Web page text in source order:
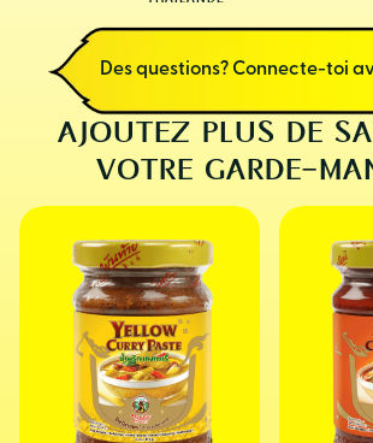
Des questions? Connecte-toi
AJOUTEZ PLUS DE
VOTRE GARDE-